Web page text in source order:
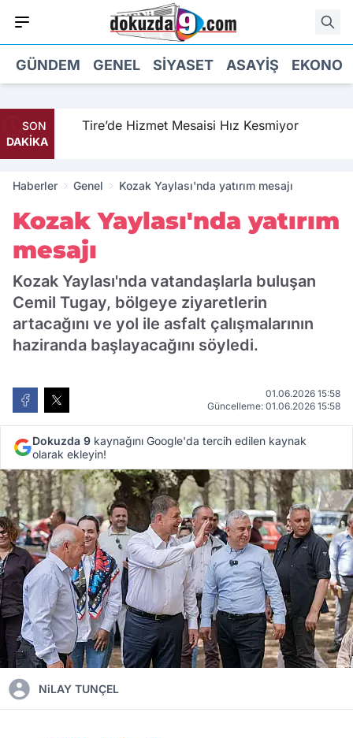
GÜNDEM GENEL SIYASET ASAYIŞ
SON
DAKİKA
Tire’de Hizmet Mesaisi Hız Kesmiyor
Haberler Genel Kozak Yaylası'nda yatırım mesajı
Kozak Yaylası'nda yatırım
mesajı
Kozak Yaylası'nda vatandaşlarla buluşan
Cemil Tugay, bölgeye ziyaretlerin
artacağını ve yol ile asfalt çalışmalarının
haziranda başlayacağını söyledi.
01.06.2026 15:58
Güncelleme: 01.06.2026 15:58
Dokuzda 9 kaynağını Google'da tercih edilen kaynak
olarak ekleyin!
NiLAY TUNÇEL